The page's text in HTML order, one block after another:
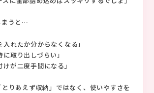
まうと…
入れたか分からなくなる」
に取り出しづらい」
けが二度手間になる」
りあえず収納」ではなく、使いやすさを